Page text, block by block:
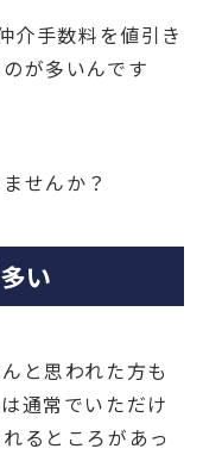
介手数料を値引き
が多いんです
せんか？
い
と思われた方も
通常でいただけ
るところがあっ